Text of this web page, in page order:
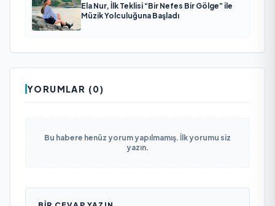
Ela Nur, İlk Teklisi “Bir Nefes Bir Gölge” ile
Müzik Yolculuğuna Başladı
YORUMLAR (0)
Bu habere henüz yorum yapılmamış. İlk yorumu siz
yazın.